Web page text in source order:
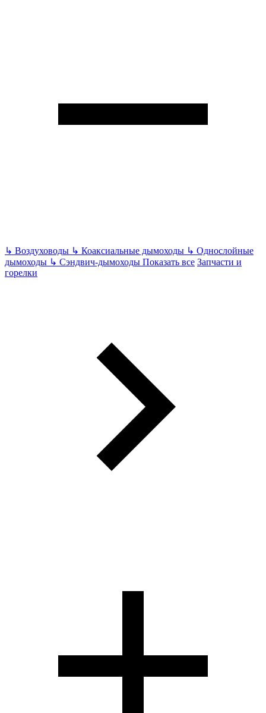
↳ Воздуховоды ↳ Коаксиальные дымоходы ↳ Однослойные
дымоходы ↳ Сэндвич-дымоходы Показать все Запчасти и
горелки